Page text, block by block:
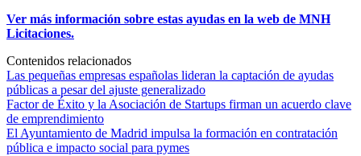
Ver más información sobre estas ayudas en la web de MNH
Licitaciones.
Contenidos relacionados
Las pequeñas empresas españolas lideran la captación de ayudas
públicas a pesar del ajuste generalizado
Factor de Éxito y la Asociación de Startups firman un acuerdo clave
de emprendimiento
El Ayuntamiento de Madrid impulsa la formación en contratación
pública e impacto social para pymes